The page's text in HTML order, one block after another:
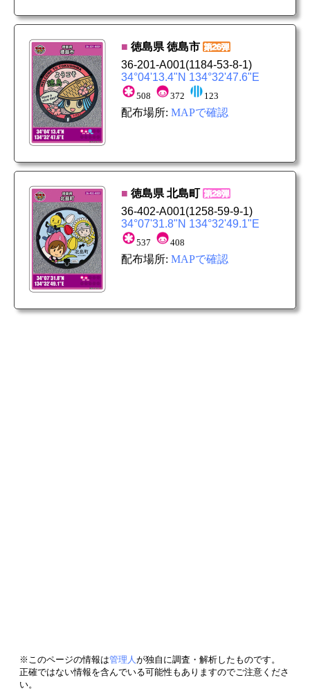
■ 徳島県 徳島市
36-201-A001(1184-53-8-1)
34°04'13.4"N 134°32'47.6"E
508 372 123
配布場所: MAPで確認
■ 徳島県 北島町
36-402-A001(1258-59-9-1)
34°07'31.8"N 134°32'49.1"E
537 408
配布場所: MAPで確認
※このページの情報は管理人が独自に調査・解析したものです。
正確ではない情報を含んでいる可能性もありますのでご注意くださ
い。